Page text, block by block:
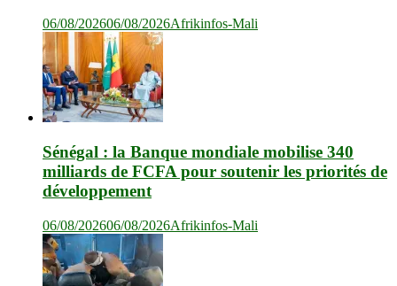
06/08/202606/08/2026Afrikinfos-Mali
Sénégal : la Banque mondiale mobilise 340
milliards de FCFA pour soutenir les priorités de
développement
06/08/202606/08/2026Afrikinfos-Mali